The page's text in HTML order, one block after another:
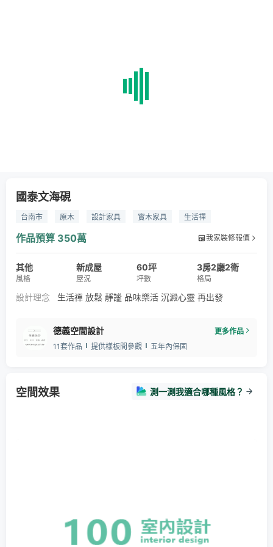
國泰文海硯
台南市 原木 設計家具 實木家具
生活禪
品味樂活
作品預算 350萬 我家裝修報價
其他
風格
新成屋
屋況
60坪
坪數
3房2廳2衛
格局
設計理念 生活禪 放鬆 靜謐 品味樂活 沉澱心靈 再出發
德義空間設計
更多作品
11套作品
提供樣板間參觀 五年內保固
空間效果 測一測我適合哪種風格？